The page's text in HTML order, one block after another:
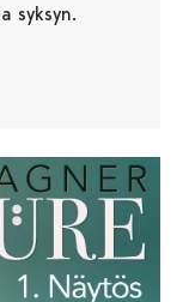
syksyn.